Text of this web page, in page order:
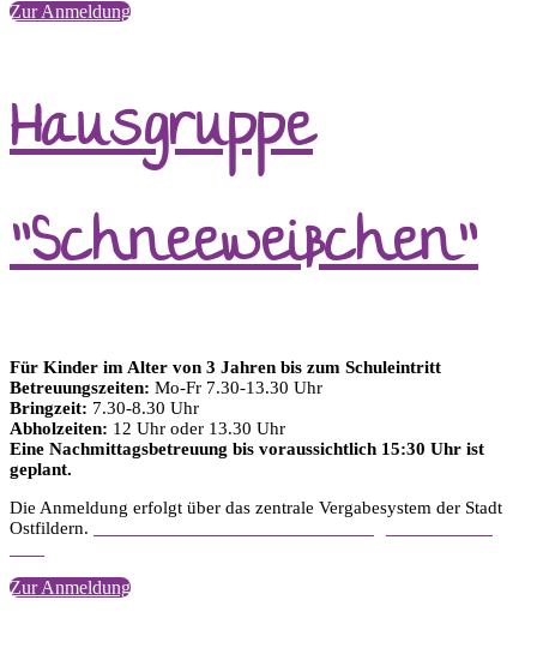
Zur Anmeldung
Hausgruppe
"Schneeweißchen"
Für Kinder im Alter von 3 Jahren bis zum Schuleintritt
Betreuungszeiten: Mo-Fr 7.30-13.30 Uhr
Bringzeit: 7.30-8.30 Uhr
Abholzeiten: 12 Uhr oder 13.30 Uhr
Eine Nachmittagsbetreuung bis voraussichtlich 15:30 Uhr ist
geplant.
Die Anmeldung erfolgt über das zentrale Vergabesystem der Stadt
Ostfildern.
Zur Anmeldung